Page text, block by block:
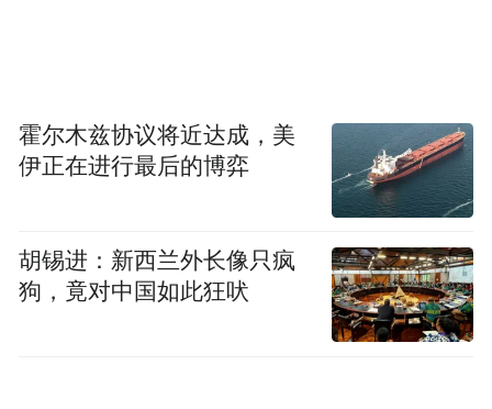
点击“陕西考试招生”微信公众号底部菜单“高
考查询”—“录取查询”，选择“2026年陕西省
普通高等学校招生考试”进入陕西省高考网上
填报志愿系统，在“投档信息”栏目可查询本
霍尔木兹协议将近达成，美
伊正在进行最后的博弈
胡锡进：新西兰外长像只疯
狗，竟对中国如此狂吠